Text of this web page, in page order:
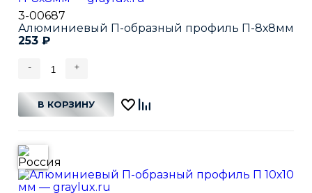
3-00687
Алюминиевый П-образный профиль П-8х8мм
253 ₽
- +
В КОРЗИНУ